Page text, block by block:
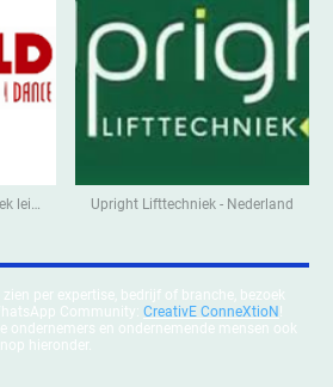
Untold-Directeur en Artistiek leider - Nederland Upright Lifttechniek - Nederland
per expertise, bedrijf of branche, bezoek
Community: CreativE ConneXtioN!
ondernemers en ondernemende mensen ook
hieronder.